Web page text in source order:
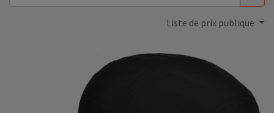
Liste de prix publique